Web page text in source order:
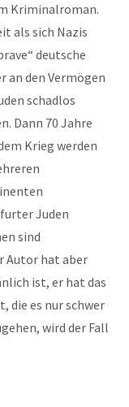
Kriminalroman.
als sich Nazis
deutsche
an den Vermögen
schadlos
Dann 70 Jahre
Krieg werden
Juden
sind
Autor hat aber
ist, er hat das
die es nur schwer
wird der Fall